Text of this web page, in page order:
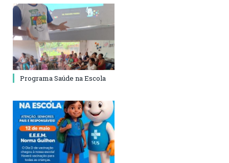
Programa Saúde na Escola